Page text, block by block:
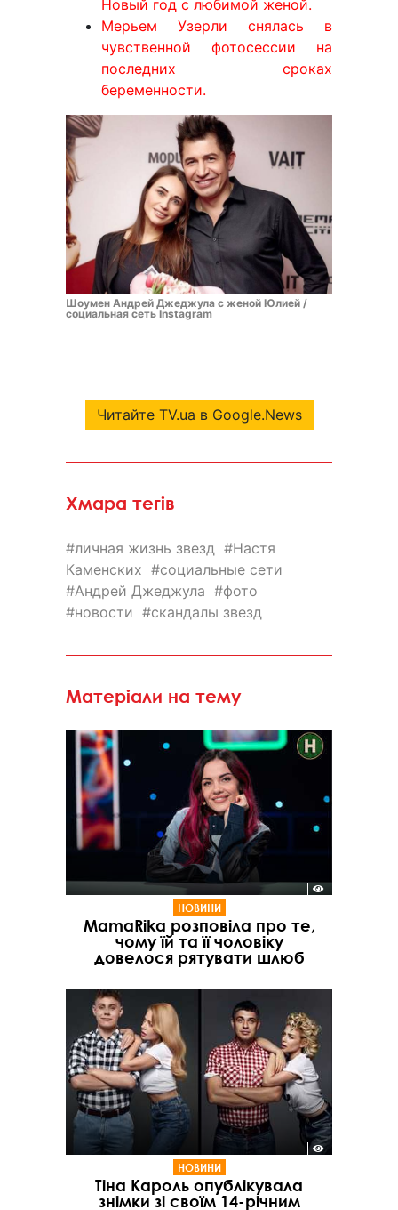
Новый год с любимой женой.
Мерьем Узерли снялась в
чувственной фотосессии на
последних сроках
беременности.
Шоумен Андрей Джеджула с женой Юлией /
социальная сеть Instagram
Читайте TV.ua в Google.News
Хмара тегів
личная жизнь звезд
Настя
Каменских
социальные сети
Андрей Джеджула
фото
новости
скандалы звезд
Матеріали на тему
НОВИНИ
MamaRika розповіла про те,
чому їй та її чоловіку
довелося рятувати шлюб
НОВИНИ
Тіна Кароль опублікувала
знімки зі своїм 14-річним